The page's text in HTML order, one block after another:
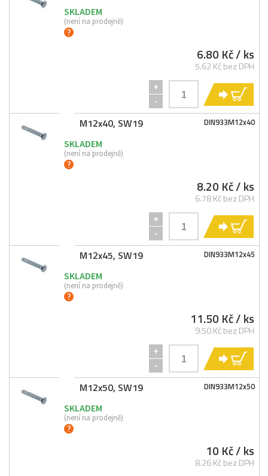
SKLADEM
(není na prodejně)
6.80 Kč/ ks
5.62 Kč bez DPH
+
-
DIN933M12x40
M12x40, SW19
SKLADEM
(není na prodejně)
8.20 Kč/ ks
6.78 Kč bez DPH
+
-
DIN933M12x45
M12x45, SW19
SKLADEM
(není na prodejně)
11.50 Kč/ ks
9.50 Kč bez DPH
+
-
DIN933M12x50
M12x50, SW19
SKLADEM
(není na prodejně)
10 Kč/ ks
8.26 Kč bez DPH